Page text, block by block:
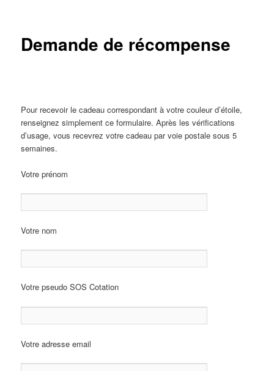
Demande de récompense
Pour recevoir le cadeau correspondant à votre couleur d’étoile,
renseignez simplement ce formulaire. Après les vérifications
d’usage, vous recevrez votre cadeau par voie postale sous 5
semaines.
Votre prénom
Votre nom
Votre pseudo SOS Cotation
Votre adresse email